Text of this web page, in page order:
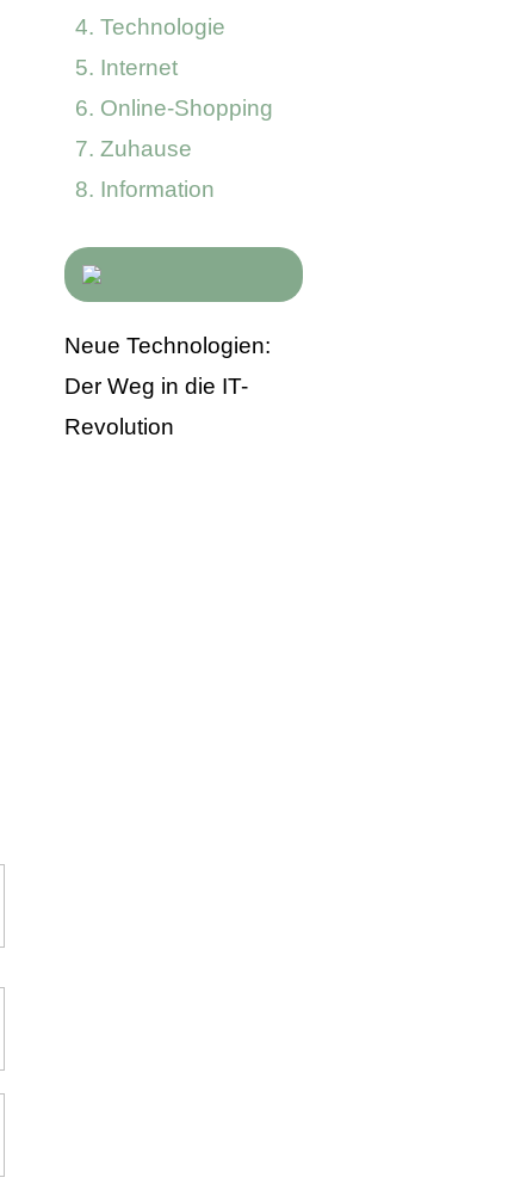
Technologie
Internet
Online-Shopping
Zuhause
Information
Neue Technologien:
Der Weg in die IT-
Revolution